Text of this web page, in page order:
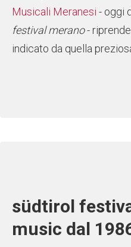
Musicali Meranesi - oggi
festival merano-
indicato da quella
südtirol
music dal